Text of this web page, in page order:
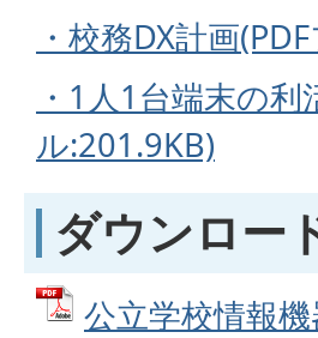
・校務DX計画
・1人1台端末の
ル:201.9KB)
ダウンロー
公立学校情報